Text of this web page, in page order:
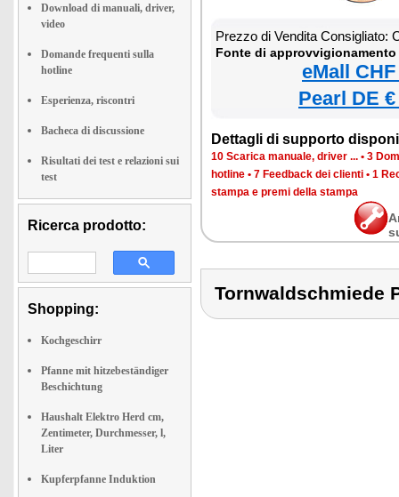
Download di manuali, driver,
video
Domande frequenti sulla
hotline
Esperienza, riscontri
Bacheca di discussione
Risultati dei test e relazioni sui
test
Ricerca prodotto:
Shopping:
Kochgeschirr
Pfanne mit hitzebeständiger
Beschichtung
Haushalt Elektro Herd cm,
Zentimeter, Durchmesser, l,
Liter
Kupferpfanne Induktion
Prezzo di Vendita Consigliato:
Fonte di
eMall
Pearl DE
Dettagli di supporto
10 Scarica manuale, driver ... • 3
hotline • 7 Feedback dei clienti • 1
stampa e premi della stampa
Tornwaldschmiede